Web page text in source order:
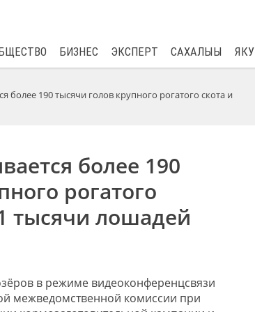
БИЗНЕС ЭКСПЕРТ САХАЛЫЫ
более 190 тысячи голов крупного рогатого скота и
более 190
рогатого
тысячи лошадей
в режиме видеоконференцсвязи
межведомственной комиссии при